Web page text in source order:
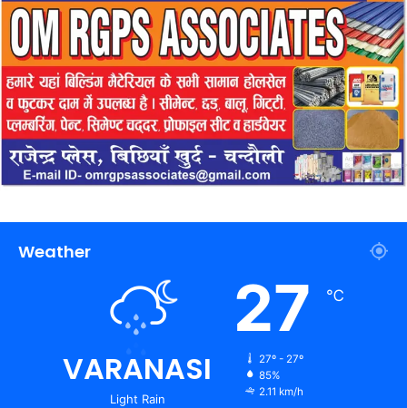
Weather
VARANASI
Light Rain
27 ℃
27º - 27º
85%
2.11 km/h